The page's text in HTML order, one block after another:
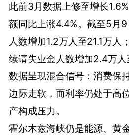
此前3月数据上修至增长
额同比上涨4.4%。截至5月
人数增加1.2万人至21.1万人
续请失业金人数增加2.4万
数据呈现混合信号：消费保
边际走软，而利率仍处于高
产构成压力。
霍尔木兹海峡仍是能源、黄